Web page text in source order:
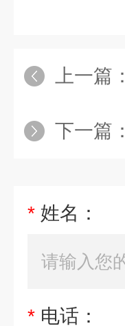
上一篇：
下一篇：
* 姓名：
* 电话：